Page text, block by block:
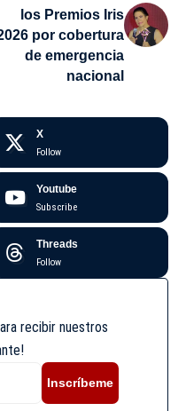
los Premios Iris
por cobertura
de emergencia
nacional
X
Follow
Youtube
Subscribe
Threads
Follow
recibir nuestros
Inscríbeme